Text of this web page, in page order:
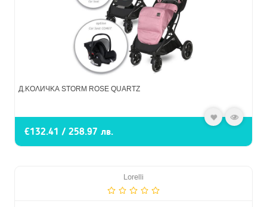
Д.КОЛИЧКА STORM ROSE QUARTZ
€132.41 / 258.97 лв.
Lorelli